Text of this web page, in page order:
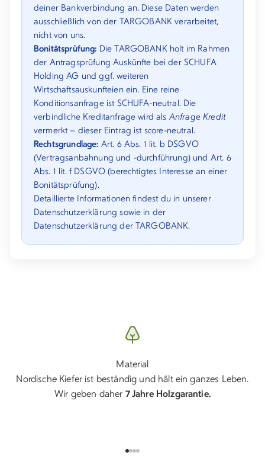
deiner Bankverbindung an. Diese Daten werden
ausschließlich von der TARGOBANK verarbeitet,
nicht von uns.
Bonitätsprüfung: Die TARGOBANK holt im Rahmen
der Antragsprüfung Auskünfte bei der SCHUFA
Holding AG und ggf. weiteren
Wirtschaftsauskunfteien ein. Eine reine
Konditionsanfrage ist SCHUFA-neutral. Die
verbindliche Kreditanfrage wird als Anfrage Kredit
vermerkt – dieser Eintrag ist score-neutral.
Rechtsgrundlage: Art. 6 Abs. 1 lit. b DSGVO
(Vertragsanbahnung und -durchführung) und Art. 6
Abs. 1 lit. f DSGVO (berechtigtes Interesse an einer
Bonitätsprüfung).
Detaillierte Informationen findest du in unserer
Datenschutzerklärung sowie in der
Datenschutzerklärung der TARGOBANK.
Material
Nordische Kiefer ist beständig und hält ein ganzes Leben.
Wir geben daher 7 Jahre Holzgarantie.